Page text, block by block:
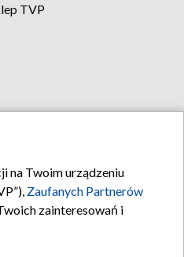
TVP
na Twoim urządzeniu
Zaufanych Partnerów
zainteresowań i